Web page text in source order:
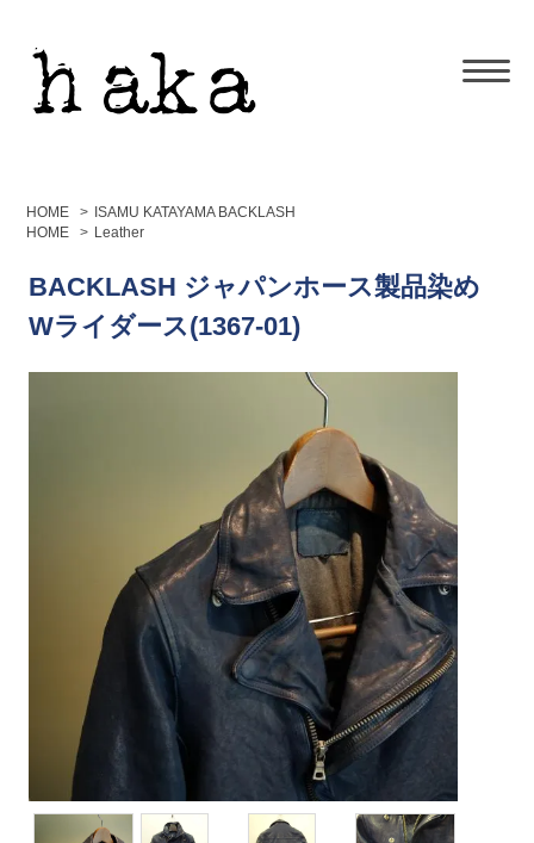
HOME > ISAMU KATAYAMA BACKLASH
HOME
> Leather
BACKLASH ジャパンホース製品染め
Wライダース(1367-01)